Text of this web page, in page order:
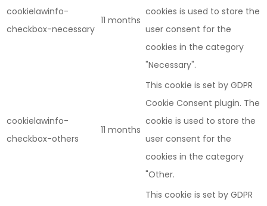
cookielawinfo-
checkbox-necessary
11 months
cookies is used to store the
user consent for the
cookies in the category
"Necessary".
cookielawinfo-
checkbox-others
11 months
This cookie is set by GDPR
Cookie Consent plugin. The
cookie is used to store the
user consent for the
cookies in the category
"Other.
This cookie is set by GDPR